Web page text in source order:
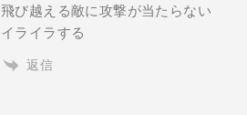
飛び越える敵に攻撃が当たらない
イライラする
返信